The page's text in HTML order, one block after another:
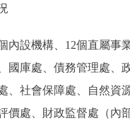
設機構、12個直屬事
國庫處、債務管理處、
、社會保障處、自然資
價處、財政監督處（內